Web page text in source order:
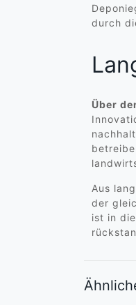
durch
Über
Aus
der
ist in